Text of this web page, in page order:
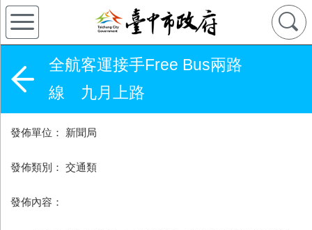
全航客運接手Free Bus兩路
線 九月上路
發佈單位： 新聞局
發佈類別： 交通類
發佈內容：